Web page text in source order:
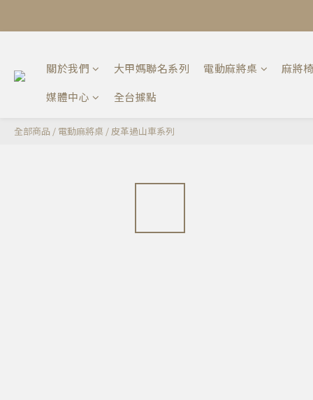
關於我們 大甲媽聯名系列 電動麻將桌
麻將
媒體中心
全台據點
全部商品 / 電動麻將桌 /皮革過山車系列